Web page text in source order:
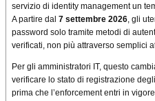
servizio di identity management un
A partire dal 7 settembre 2026, gli
password solo tramite metodi di
verificati, non più attraverso semplici
Per gli amministratori IT, questo
verificare lo stato di registrazione
prima che l’enforcement entri in